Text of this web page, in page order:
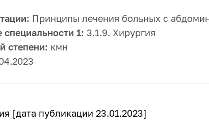
Принципы лечения больных с
1: 3.1.9. Хирургия
степени: кмн
[дата публикации 23.01.2023]